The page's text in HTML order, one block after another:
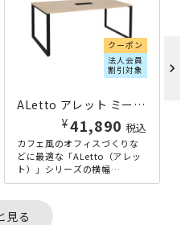
クーポン
法人会員
割引対象
ALetto アレット ミーティングテーブル W1800×D900×H720 その他木目
¥41,890 税込
カフェ風のオフィスづくりな
どに最適な「ALetto（アレッ
ト）」シリーズの横幅
1800mmタイプのミーティン
るブラ...
chevron_right
見る